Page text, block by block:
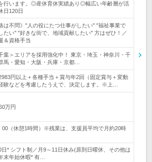
行います。◎産休育休実績あり◎幅広い年齢層が活
日120日
は不問》"人の役にたつ仕事がしたい" "福祉事業で
たい" "好きな街で、地域貢献したい" 方はぜひ！／
＆資格手当
葉＞エリアを採用強化中！ 東京・埼玉・神奈川・千
馬・愛知・大阪・兵庫・京都…
円以上＋各種手当＋賞与年2回（固定賞与＋変動
験などを考慮したうえで、決定します。※上…
万円
00（休憩1時間）※残業は、支援員平均で月約20時
日* シフト制／月9～11日休み(原則日曜休、その他は
末年始休暇* 有…